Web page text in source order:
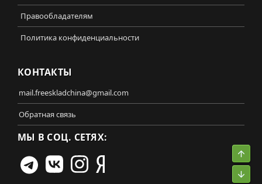
Правообладателям
Политика конфиденциальности
КОНТАКТЫ
mail.freeskladchina@gmail.com
Обратная связь
МЫ В СОЦ. СЕТЯХ: